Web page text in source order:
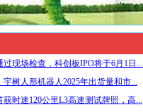
过现场检查，科创板IPO将于6月1日...
宇树人形机器人2025年出货量和市...
获时速120公里L3高速测试牌照，高...